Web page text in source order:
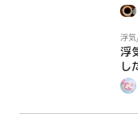
浮
浮
し